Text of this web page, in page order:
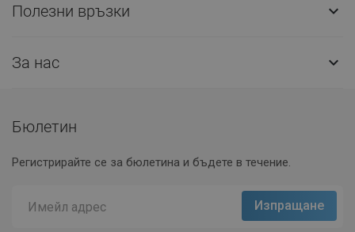
Полезни връзки 
За нас 
Бюлетин
Регистрирайте се за бюлетина и бъдете в течение.